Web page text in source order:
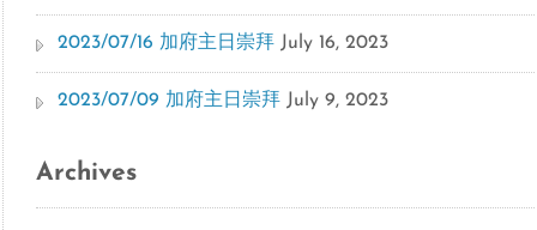
2023/07/16 加府主日崇拜 July 16, 2023
2023/07/09 加府主日崇拜 July 9, 2023
Archives